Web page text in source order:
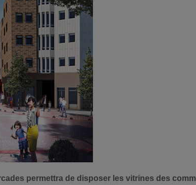
permettra de disposer les vitrines des